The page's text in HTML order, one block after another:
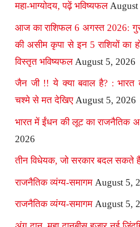
महा-भाग्योदय, पढ़ें भविष्यफल
आज का राशिफल 6 अगस्त 2026:
की असीम कृपा से इन 5 राशियों का
विस्तृत भविष्यफल August 5, 2026
जैन जी !! ये क्या बवाल है? : भारत
चश्मे से मत देखिए August 5, 2026
भारत में ईंधन की लूट का राजनैतिक
2026
तीन विधेयक, जो सरकार बदल सकते
राजनैतिक व्यंग्य-समागम August 5,
राजनैतिक व्यंग्य-समागम August 5,